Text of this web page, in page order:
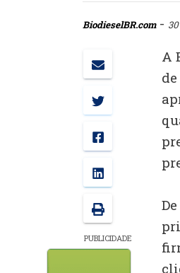
BiodieselBR.com-
PUBLICIDADE
A